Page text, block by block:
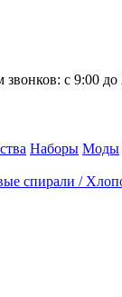
звонков: с 9:00 до
Наборы Моды
спирали /